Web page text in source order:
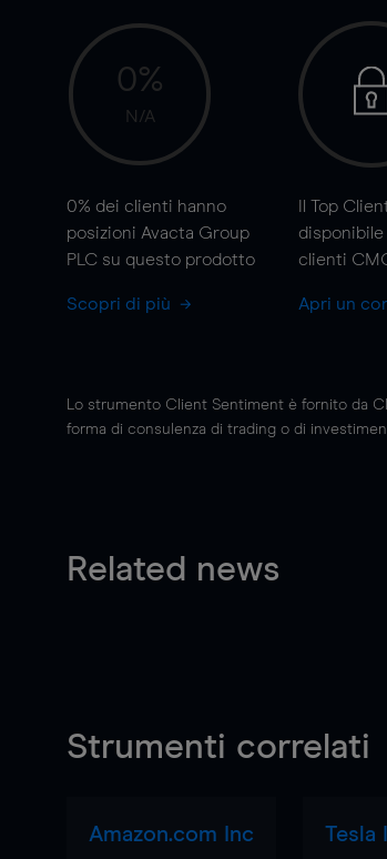
0%
N/A
0% dei clienti hanno
posizioni Avacta Group
PLC su questo prodotto
Scopri di più
Il Top
clienti
Apri un
Lo strumento Client Sentiment è fornito da
forma di consulenza di trading o di
Related news
Strumenti correlati
Amazon.com Inc Tesla